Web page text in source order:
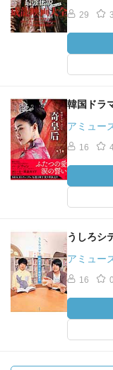
29
韓国ドラ
アミュー
16
うしろシ
アミュー
16